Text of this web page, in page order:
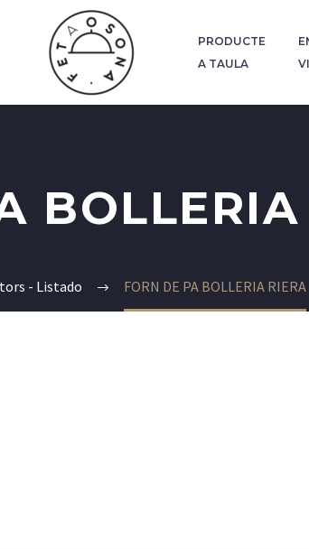
PRODUCTE
A TAULA
- Listado FORN DE PA BOLLERIA RIERA